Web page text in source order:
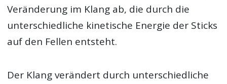
Veränderung im Klang ab, die durch die
unterschiedliche kinetische Energie der Sticks
auf den Fellen entsteht.
Der Klang verändert durch unterschiedliche